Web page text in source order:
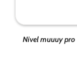
Nivel muuuy pro